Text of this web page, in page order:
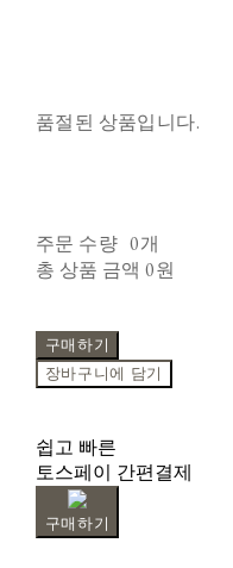
품절된 상품입니다.
주문 수량 0개
총 상품 금액 0원
구매하기
장바구니에 담기
쉽고 빠른
토스페이 간편결제
구매하기